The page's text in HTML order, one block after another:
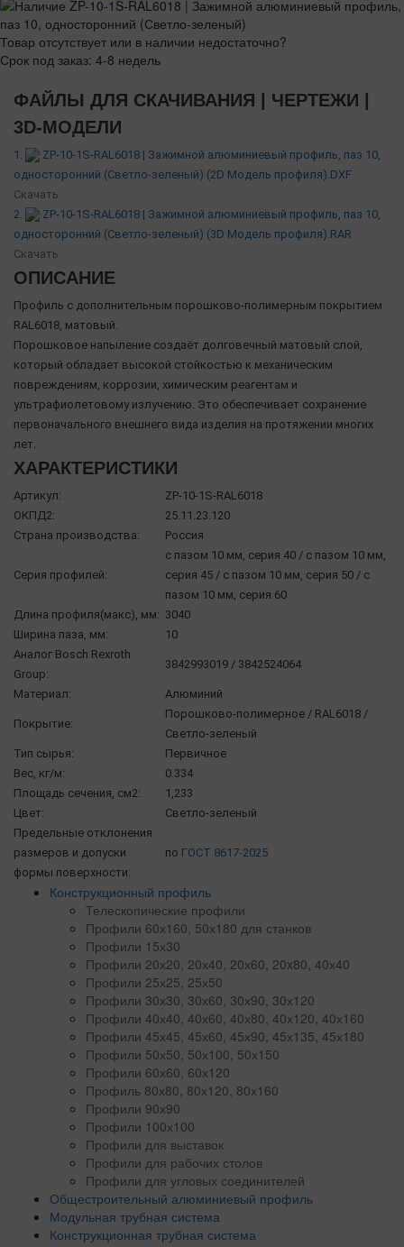
Товар отсутствует или в наличии недостаточно?
Срок под заказ: 4-8 недель
ФАЙЛЫ ДЛЯ СКАЧИВАНИЯ | ЧЕРТЕЖИ |
3D-МОДЕЛИ
1.
ZP-10-1S-RAL6018 | Зажимной алюминиевый профиль, паз 10,
односторонний (Светло-зеленый) (2D Модель профиля).DXF
Скачать
2.
ZP-10-1S-RAL6018 | Зажимной алюминиевый профиль, паз 10,
односторонний (Светло-зеленый) (3D Модель профиля).RAR
Скачать
ОПИСАНИЕ
Профиль с дополнительным порошково-полимерным покрытием
RAL6018, матовый.
Порошковое напыление создаёт долговечный матовый слой,
который обладает высокой стойкостью к механическим
повреждениям, коррозии, химическим реагентам и
ультрафиолетовому излучению. Это обеспечивает сохранение
первоначального внешнего вида изделия на протяжении многих
лет.
ХАРАКТЕРИСТИКИ
Артикул:
ZP-10-1S-RAL6018
ОКПД2:
25.11.23.120
Страна производства:
Россия
Серия профилей:
с пазом 10 мм, серия 40 / с пазом 10 мм,
серия 45 / с пазом 10 мм, серия 50 / с
пазом 10 мм, серия 60
Длина профиля(макс), мм: 3040
Ширина паза, мм:
10
Аналог Bosch Rexroth
Group:
3842993019 / 3842524064
Материал: Алюминий
Покрытие:
Порошково-полимерное / RAL6018 /
Светло-зеленый
Тип сырья:
Первичное
Вес, кг/м:
0.334
Площадь сечения, см2:
1,233
Цвет:
Светло-зеленый
Предельные отклонения
размеров и допуски
формы поверхности:
по ГОСТ 8617-2025
Конструкционный профиль
Телескопические профили
Профили 60х160, 50х180 для станков
Профили 15х30
Профили 20х20, 20х40, 20х60, 20x80, 40х40
Профили 25х25, 25х50
Профили 30х30, 30х60, 30х90, 30х120
Профили 40х40, 40х60, 40х80, 40х120, 40х160
Профили 45х45, 45х60, 45х90, 45х135, 45х180
Профили 50х50, 50х100, 50х150
Профили 60х60, 60х120
Профиль 80х80, 80х120, 80х160
Профили 90х90
Профили 100х100
Профили для выставок
Профили для рабочих столов
Профили для угловых соединителей
Общестроительный алюминиевый профиль
Модульная трубная система
Конструкционная трубная система